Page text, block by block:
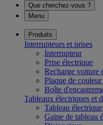
Que cherchez-vous ?
Menu
Produits
Interrupteurs et prises
Interrupteur
Prise électrique
Recharge voiture
Plaque de
Boîte
Tableaux électriques et
Tableau électrique
Gaine de tableau